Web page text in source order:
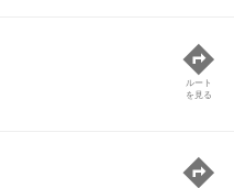
ルート
を見る